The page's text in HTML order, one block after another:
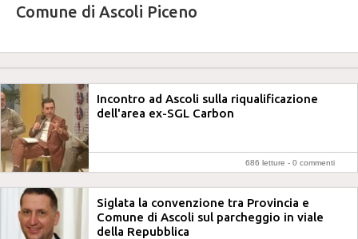
Comune di Ascoli Piceno
Incontro ad Ascoli sulla riqualificazione
dell'area ex-SGL Carbon
686 letture - 0 commenti
Siglata la convenzione tra Provincia e
Comune di Ascoli sul parcheggio in viale
della Repubblica